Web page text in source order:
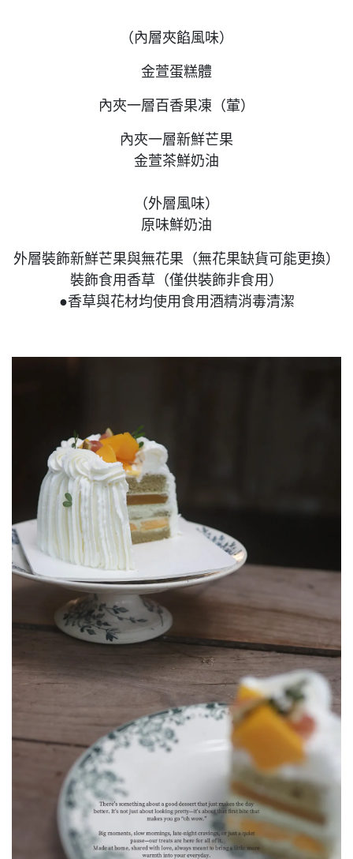
（內層夾餡風味）
金萱蛋糕體
內夾一層百香果凍（葷）
內夾一層新鮮芒果
金萱茶鮮奶油
（外層風味）
原味鮮奶油
外層裝飾新鮮芒果與無花果（無花果缺貨可能更換）
裝飾食用香草（僅供裝飾非食用）
●香草與花材均使用食用酒精消毒清潔